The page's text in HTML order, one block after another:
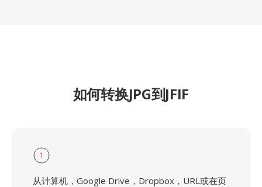
如何转换JPG到JFIF
1
从计算机，Google Drive，Dropbox，URL或在页